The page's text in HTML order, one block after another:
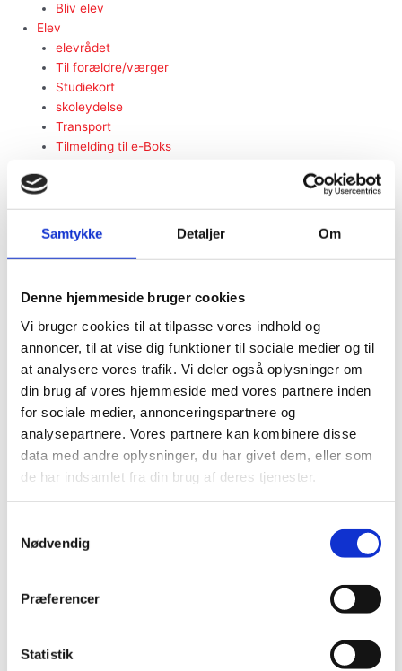
Samtykke Detaljer Om
Denne hjemmeside bruger cookies
Vi bruger cookies til at tilpasse vores indhold og
annoncer, til at vise dig funktioner til sociale medier og til
at analysere vores trafik. Vi deler også oplysninger om
din brug af vores hjemmeside med vores partnere inden
for sociale medier, annonceringspartnere og
analysepartnere. Vores partnere kan kombinere disse
data med andre oplysninger, du har givet dem, eller som
de har indsamlet fra din brug af deres tjenester.
Nødvendig
Præferencer
Statistik
Bliv elev
Elev
elevrådet
Til forældre/værger
Studiekort
skoleydelse
Transport
Tilmelding til e-Boks
Ordens- og samværsregler
fremmøde-procedure
Prøver
Ungdommens Uddannelsesvejledning (UU)
Indsamling af personoplysninger
elevblog
Antimobbestrategi
Oplev FGU
Tilmeld dig nyhedsbrev
Digital rundvisning (pp)
Åbent Hus
Nyheder og elevhistorier
Informationsmøder
FGU i verden – Erasmus+
Bliv elev
Information til KUI og fagpersoner